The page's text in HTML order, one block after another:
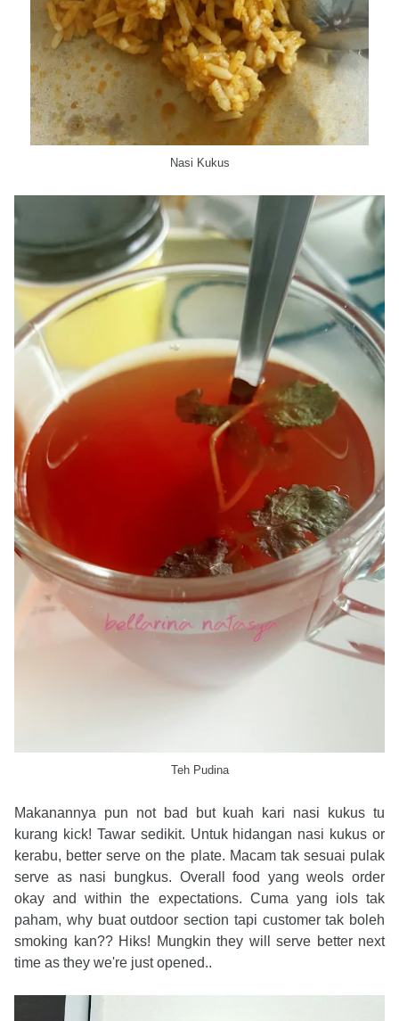
Nasi Kukus
Teh Pudina
Makanannya pun not bad but kuah kari nasi kukus tu
kurang kick! Tawar sedikit. Untuk hidangan nasi kukus or
kerabu, better serve on the plate. Macam tak sesuai pulak
serve as nasi bungkus. Overall food yang weols order
okay and within the expectations. Cuma yang iols tak
paham, why buat outdoor section tapi customer tak boleh
smoking kan?? Hiks! Mungkin they will serve better next
time as they we're just opened..